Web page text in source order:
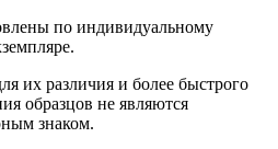
по индивидуальному
их различия и более быстрого
образцов не являются
знаком.